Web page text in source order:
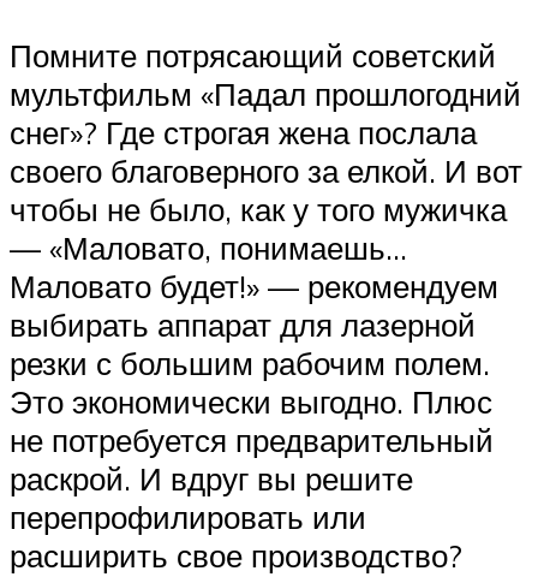
Помните потрясающий советский
мультфильм «Падал прошлогодний
снег»? Где строгая жена послала
своего благоверного за елкой. И вот
чтобы не было, как у того мужичка
— «Маловато, понимаешь…
Маловато будет!» — рекомендуем
выбирать аппарат для лазерной
резки с большим рабочим полем.
Это экономически выгодно. Плюс
не потребуется предварительный
раскрой. И вдруг вы решите
перепрофилировать или
расширить свое производство?